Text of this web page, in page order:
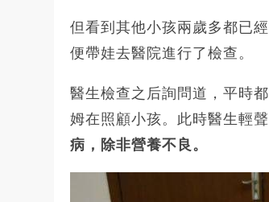
但看到其他小孩兩歲多都已經
便帶娃去醫院進行了檢查。
醫生檢查之后詢問道，平時
姆在照顧小孩。此時醫生輕
病，除非營養不良。